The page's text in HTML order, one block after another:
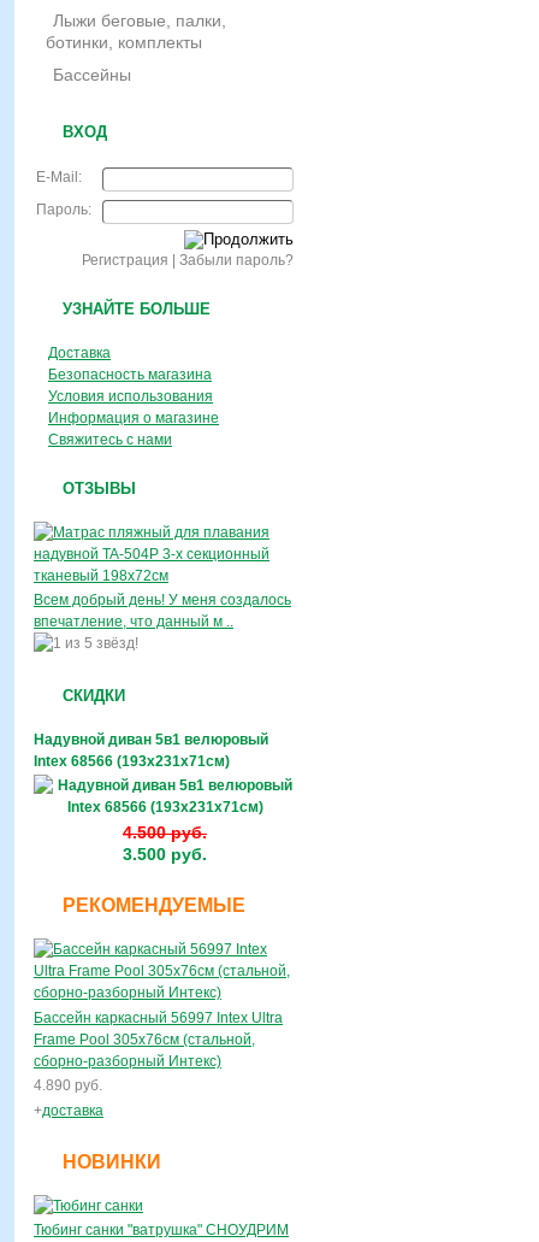
Лыжи беговые, палки,
ботинки, комплекты
Бассейны
ВХОД
E-Mail:
Пароль:
Регистрация Забыли пароль?
УЗНАЙТЕ БОЛЬШЕ
Доставка
Безопасность магазина
Условия использования
Информация о магазине
Свяжитесь с нами
ОТЗЫВЫ
Всем добрый день! У меня создалось
впечатление, что данный м ..
СКИДКИ
Надувной диван 5в1 велюровый
Intex 68566 (193х231х71см)
4.500 руб.
3.500 руб.
РЕКОМЕНДУЕМЫЕ
Бассейн каркасный 56997 Intex Ultra
Frame Pool 305х76см (стальной,
сборно-разборный Интекс)
4.890 руб.
+доставка
НОВИНКИ
Тюбинг санки "ватрушка" СНОУДРИМ